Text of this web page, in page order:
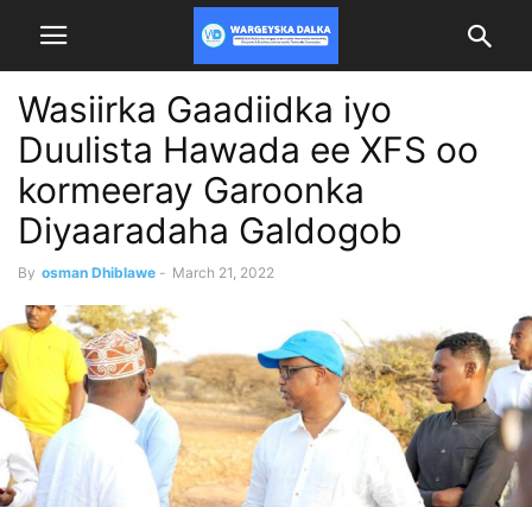
Wasiirka Gaadiidka iyo
Duulista Hawada ee XFS oo
kormeeray Garoonka
Diyaaradaha Galdogob
By osman Dhiblawe - March 21, 2022